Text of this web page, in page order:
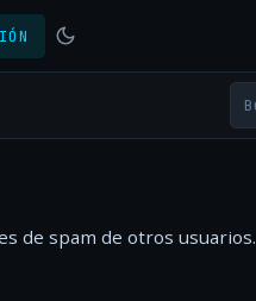
de spam de otros usuarios.